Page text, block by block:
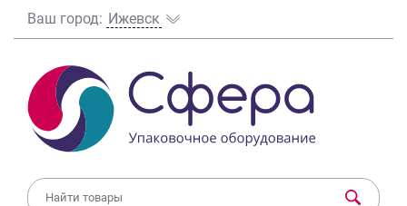
Ваш город: Ижевск